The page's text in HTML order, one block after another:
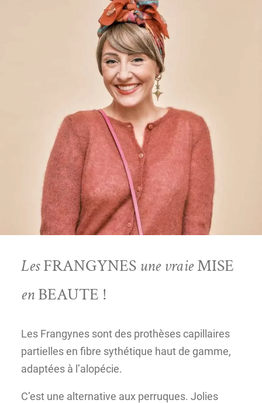
LesFRANGYNES une vraieMISE
enBEAUTE !
Les Frangynes sont des prothèses capillaires
partielles en fibre sythétique haut de gamme,
adaptées à l’alopécie.
C’est une alternative aux perruques. Jolies